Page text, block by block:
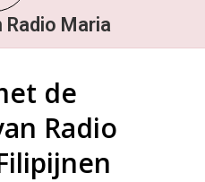
Radio Maria
de
Radio